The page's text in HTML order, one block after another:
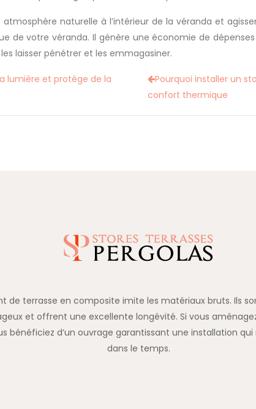
naturelle à l’intérieur de la véranda et
de votre véranda. Il génère une économie de
laisser pénétrer et les emmagasiner.
lumière et protège de la
Pourquoi installer un
confort thermique
de terrasse en composite imite les matériaux bruts. Ils
et offrent une excellente longévité. Si vous
bénéficiez d’un ouvrage garantissant une installation
dans le temps.